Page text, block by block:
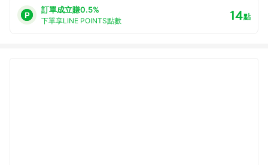
訂單成立賺0.5%
下單享LINE POINTS點數 14點